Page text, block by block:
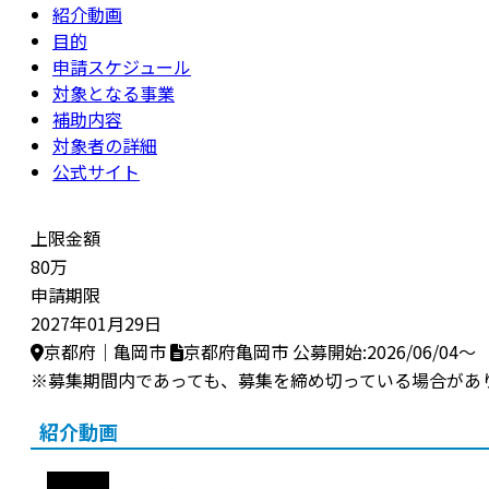
紹介動画
目的
申請スケジュール
対象となる事業
補助内容
対象者の詳細
公式サイト
上限金額
80万
申請期限
2027年01月29日
京都府｜亀岡市
京都府亀岡市 公募開始:2026/06/04～
※募集期間内であっても、募集を締め切っている場合があ
紹介動画